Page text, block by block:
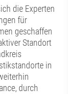
die Experten
für
geschaffen
Standort
in
durch